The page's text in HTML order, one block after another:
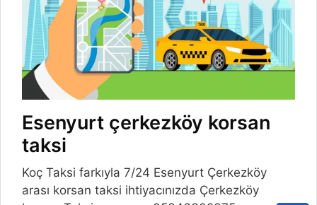
Esenyurt çerkezköy korsan
taksi
Koç Taksi farkıyla 7/24 Esenyurt Çerkezköy
arası korsan taksi ihtiyacınızda Çerkezköy